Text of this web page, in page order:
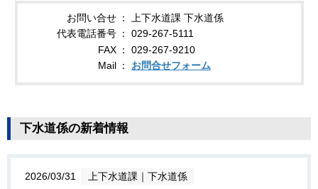
お問い合せ
上下水道課 下水道係
代表電話番号
029-267-5111
FAX
029-267-9210
Mail
お問合せフォーム
下水道係の新着情報
2026/03/31 上下水道課 ｜ 下水道係